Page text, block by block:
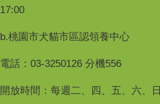
17:00
b.桃園市犬貓市區認領養中心
電話：03-3250126 分機556
開放時間：每週二、四、五、六、日